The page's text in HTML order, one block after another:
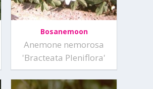
Bosanemoon
Anemone nemorosa
'Bracteata Pleniflora'